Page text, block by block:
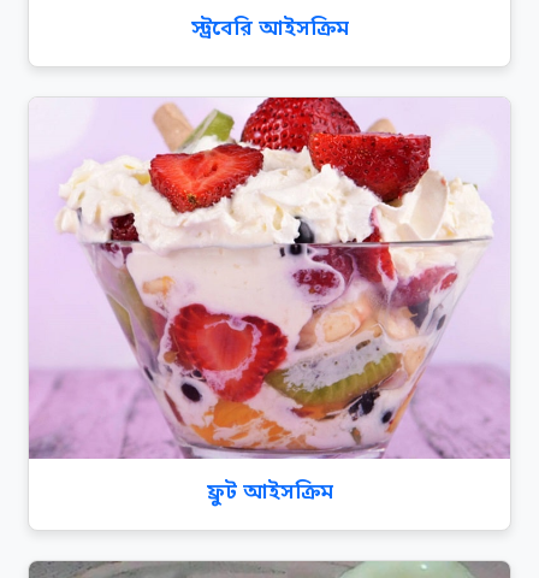
স্ট্রবেরি আইসক্রিম
ফ্রুট আইসক্রিম